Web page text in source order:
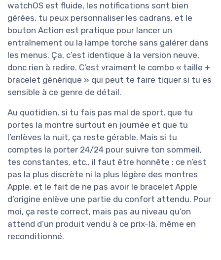
watchOS est fluide, les notifications sont bien
gérées, tu peux personnaliser les cadrans, et le
bouton Action est pratique pour lancer un
entraînement ou la lampe torche sans galérer dans
les menus. Ça, c’est identique à la version neuve,
donc rien à redire. C’est vraiment le combo « taille +
bracelet générique » qui peut te faire tiquer si tu es
sensible à ce genre de détail.
Au quotidien, si tu fais pas mal de sport, que tu
portes la montre surtout en journée et que tu
l’enlèves la nuit, ça reste gérable. Mais si tu
comptes la porter 24/24 pour suivre ton sommeil,
tes constantes, etc., il faut être honnête : ce n’est
pas la plus discrète ni la plus légère des montres
Apple, et le fait de ne pas avoir le bracelet Apple
d’origine enlève une partie du confort attendu. Pour
moi, ça reste correct, mais pas au niveau qu’on
attend d’un produit vendu à ce prix-là, même en
reconditionné.